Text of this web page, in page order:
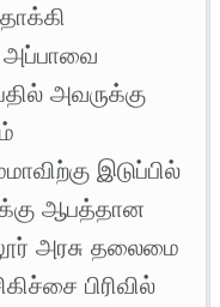
அப்பாவை
அவருக்கு
இடுப்பில்
ஆபத்தான
அரசு தலைமை
பிரிவில்